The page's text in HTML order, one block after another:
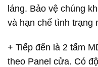
láng. Bảo vệ chúng
và hạn chế tình trạng
+ Tiếp đến là 2 tấm
theo Panel cửa. Có